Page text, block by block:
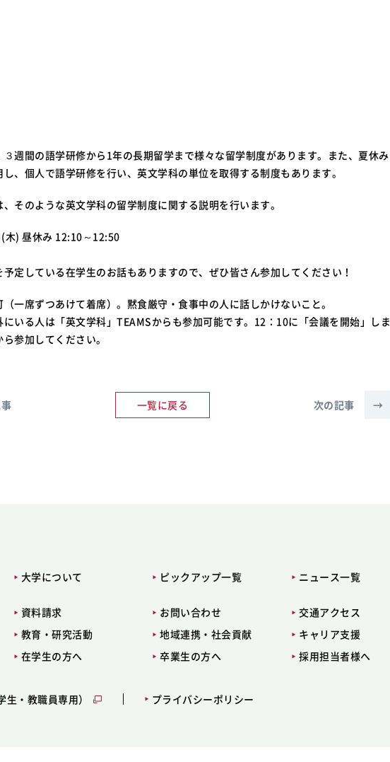
週間の語学研修から1年の長期留学まで様々な留学制度があります。また、夏休み
、個人で語学研修を行い、英文学科の単位を取得する制度もあります。
そのような英文学科の留学制度に関する説明を行います。
木) 昼休み 12:10～12:50
定している在学生のお話もありますので、ぜひ皆さん参加してください！
一席ずつあけて着席）。黙食厳守・食事中の人に話しかけないこと。
いる人は「英文学科」TEAMSからも参加可能です。12：10に「会議を開始」しま
参加してください。
一覧に戻る 次の記事 →
大学について ピックアップ一覧 ニュース一覧
資料請求 お問い合わせ
交通アクセス
教育・研究活動 地域連携・社会貢献
キャリア支援
在学生の方へ 卒業生の方へ 採用担当者様へ
・教職員専用） プライバシーポリシー